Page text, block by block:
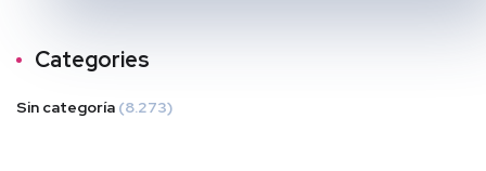
Categories
Sin categoría (8.273)